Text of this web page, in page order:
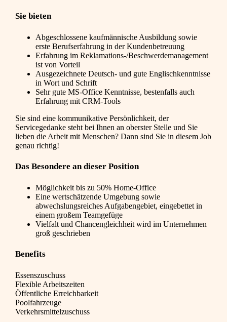
Sie bieten
Abgeschlossene kaufmännische Ausbildung sowie
erste Berufserfahrung in der Kundenbetreuung
Erfahrung im Reklamations-/Beschwerdemanagement
ist von Vorteil
Ausgezeichnete Deutsch- und gute Englischkenntnisse
in Wort und Schrift
Sehr gute MS-Office Kenntnisse, bestenfalls auch
Erfahrung mit CRM-Tools
Sie sind eine kommunikative Persönlichkeit, der
Servicegedanke steht bei Ihnen an oberster Stelle und Sie
lieben die Arbeit mit Menschen? Dann sind Sie in diesem Job
genau richtig!
Das Besondere an dieser Position
Möglichkeit bis zu 50% Home-Office
Eine wertschätzende Umgebung sowie
abwechslungsreiches Aufgabengebiet, eingebettet in
einem großem Teamgefüge
Vielfalt und Chancengleichheit wird im Unternehmen
groß geschrieben
Benefits
Essenszuschuss
Flexible Arbeitszeiten
Öffentliche Erreichbarkeit
Poolfahrzeuge
Verkehrsmittelzuschuss